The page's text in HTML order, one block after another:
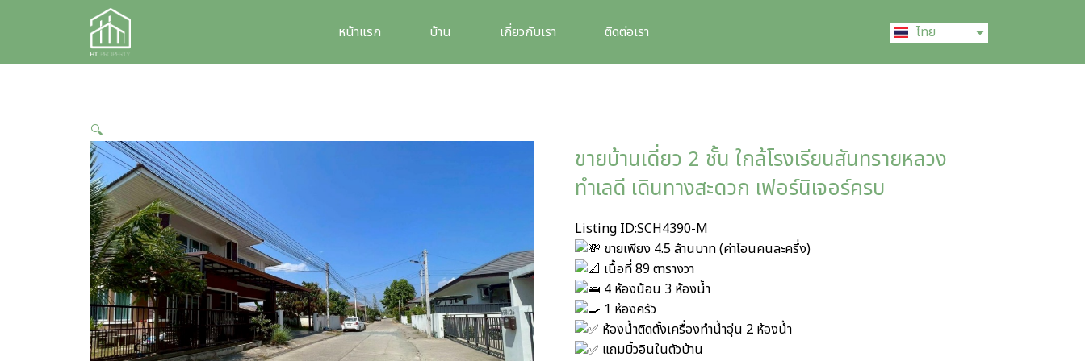
หน้าแรก บ้าน เกี่ยวกับเรา ติดต่อเรา ไทย
中文 (中国)
🔍
ขายบ้านเดี่ยว 2 ชั้น ใกล้โรงเรียนสันทรายหลวง
ทำเลดี เดินทางสะดวก เฟอร์นิเจอร์ครบ
Listing ID:SCH4390-M
ขายเพียง 4.5 ล้านบาท (ค่าโอนคนละครึ่ง)
เนื้อที่ 89 ตารางวา
4 ห้องน้อน 3 ห้องน้ำ
1 ห้องครัว
ห้องน้ำติดตั้งเครื่องทำน้ำอุ่น 2 ห้องน้ำ
แถมบิ้วอินในตัวบ้าน